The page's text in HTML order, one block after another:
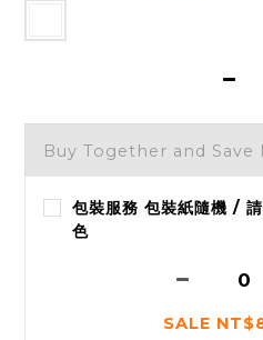
Buy Together and Save
包裝服務 包裝紙隨機 /
色
SALE